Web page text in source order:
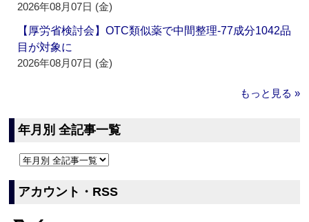
2026年08月07日 (金)
【厚労省検討会】OTC類似薬で中間整理‐77成分1042品
目が対象に
2026年08月07日 (金)
もっと見る »
年月別 全記事一覧
アカウント・RSS